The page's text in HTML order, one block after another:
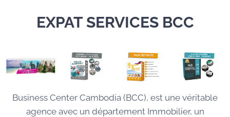
EXPAT SERVICES BCC
Business Center Cambodia (BCC), est une véritable
agence avec un département Immobilier, un